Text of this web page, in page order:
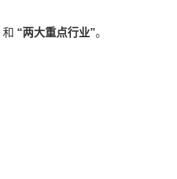
和 “两大重点行业”。